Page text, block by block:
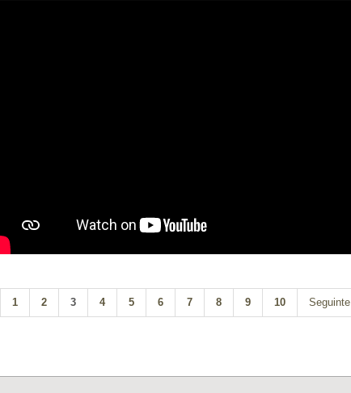
1 2 3 4 5 6 7 8 9 10 Seguinte